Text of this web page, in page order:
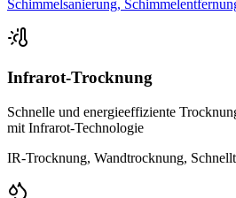
Schimmelsanierung,
Infrarot-Trocknung
Schnelle und energieeffiziente
mit Infrarot-Technologie
IR-Trocknung, Wandtrocknung,